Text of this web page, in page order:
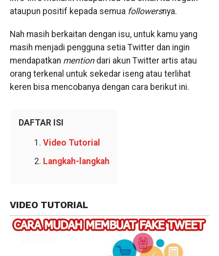
ataupun positif kepada semua followersnya.
Nah masih berkaitan dengan isu, untuk kamu yang
masih menjadi pengguna setia Twitter dan ingin
mendapatkan mentiondari akun Twitter artis atau
orang terkenal untuk sekedar iseng atau terlihat
keren bisa mencobanya dengan cara berikut ini.
DAFTAR ISI
Video Tutorial
Langkah-langkah
VIDEO TUTORIAL